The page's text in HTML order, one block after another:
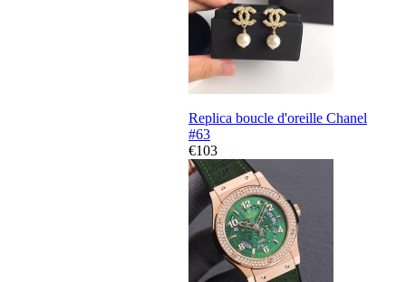
Replica boucle d'oreille Chanel
#63
€103